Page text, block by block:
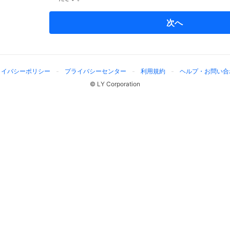
次へ
バシーポリシー プライバシーセンター 利用規約
ヘルプ・お問い
© LY Corporation